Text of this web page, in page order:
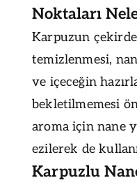
Noktaları
Karpuzun
temizlenmesi,
ve içeceğin
bekletilmemesi
aroma için nane
ezilerek de
Karpuzlu